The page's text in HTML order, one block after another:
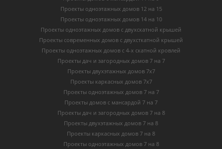
Проекты одноэтажных домов 12 на 15
Проекты одноэтажных домов 14 на 10
Проекты одноэтажных домов с двухскатной крышей
Проекты современных домов с двухсткатной крышей
Проекты одноэтажных домов с 4-х скатной кровлей
Проекты дач и загородных домов 7 на 7
Проекты двухэтажных домов 7х7
Проекты каркасных домов 7х7
Проекты одноэтажных домов 7 на 7
Проекты домов с мансардой 7 на 7
Проекты дач и загородных домов 7 на 8
Проекты двухэтажных домов 7 на 8
Проекты каркасных домов 7 на 8
Проекты одноэтажных домов 7 на 8